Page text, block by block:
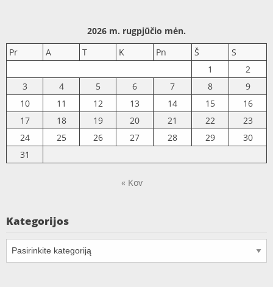
2026 m. rugpjūčio mėn.
Pr
A T K Pn Š
S
1
2
3
4 5 6 7 8
9
10
11 12 13 14 15
16
17
18 19 20 21 22
23
24
25 26 27 28 29
30
31
« Kov
Kategorijos
Kategorijos